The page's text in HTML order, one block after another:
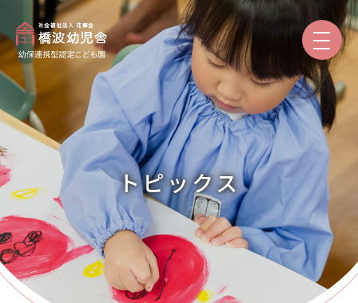
園のご紹介
保育と教育
園での生活
トピックス